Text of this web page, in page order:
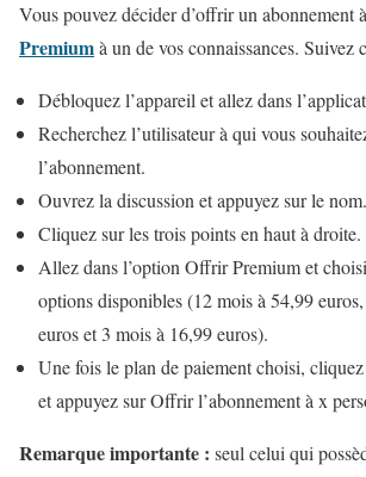
Vous pouvez décider d’offrir un abonnement à
Premiumà un de vos connaissances. Suivez
Débloquez l’appareil et allez dans
Recherchez l’utilisateur à qui vous
l’abonnement.
Ouvrez la discussion et appuyez sur le nom.
Cliquez sur les trois points en haut à droite.
Allez dans l’option Offrir Premium et
options disponibles (12 mois à 54,99
euros et 3 mois à 16,99 euros).
Une fois le plan de paiement choisi,
et appuyez sur Offrir l’abonnement à x
Remarque importante : seul celui qui